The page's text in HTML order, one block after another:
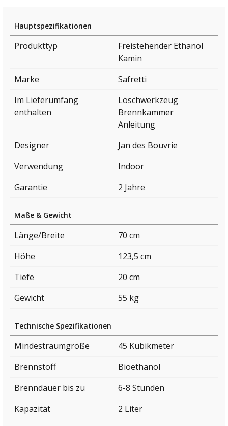
Hauptspezifikationen
Produkttyp
Freistehender Ethanol
Kamin
Marke
Safretti
Im Lieferumfang
enthalten
Löschwerkzeug
Brennkammer
Anleitung
Designer
Jan des Bouvrie
Verwendung
Indoor
Garantie
2 Jahre
Maße & Gewicht
Länge/Breite
70 cm
Höhe
123,5 cm
Tiefe
20 cm
Gewicht
55 kg
Technische Spezifikationen
Mindestraumgröße
45 Kubikmeter
Brennstoff
Bioethanol
Brenndauer bis zu
6-8 Stunden
Kapazität
2 Liter